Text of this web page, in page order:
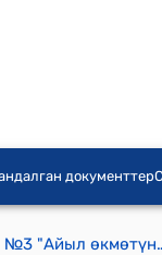
документтер
Ак-Турпак айылдык кеңешинин 2016-жылдын 05-